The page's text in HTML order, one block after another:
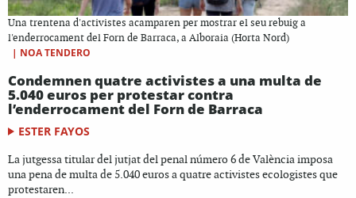
Una trentena d'activistes acamparen per mostrar el seu rebuig a
l'enderrocament del Forn de Barraca, a Alboraia (Horta Nord)
| NOA TENDERO
Condemnen quatre activistes a una multa de
5.040 euros per protestar contra
l’enderrocament del Forn de Barraca
ESTER FAYOS
La jutgessa titular del jutjat del penal número 6 de València imposa
una pena de multa de 5.040 euros a quatre activistes ecologistes que
protestaren...